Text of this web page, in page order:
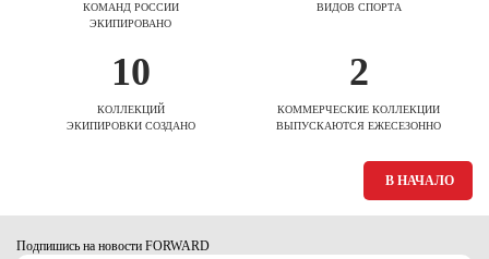
КОМАНД РОССИИ
ЭКИПИРОВАНО
ВИДОВ СПОРТА
10
КОЛЛЕКЦИЙ
ЭКИПИРОВКИ СОЗДАНО
2
КОММЕРЧЕСКИЕ КОЛЛЕКЦИИ
ВЫПУСКАЮТСЯ ЕЖЕСЕЗОННО
В НАЧАЛО
Подпишись на новости FORWARD